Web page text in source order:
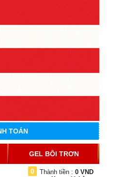
TOÁN
GEL BÔI TRƠN
0 Thành tiền : 0 VND